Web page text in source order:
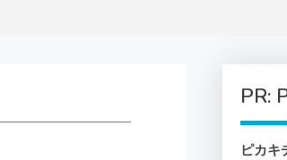
PR:
ピカキ